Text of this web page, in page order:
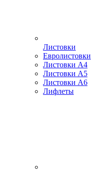
Листовки
Евролистовки
Листовки А4
Листовки А5
Листовки А6
Лифлеты